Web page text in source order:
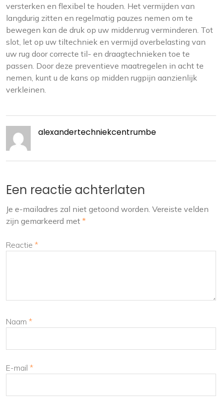
versterken en flexibel te houden. Het vermijden van
langdurig zitten en regelmatig pauzes nemen om te
bewegen kan de druk op uw middenrug verminderen. Tot
slot, let op uw tiltechniek en vermijd overbelasting van
uw rug door correcte til- en draagtechnieken toe te
passen. Door deze preventieve maatregelen in acht te
nemen, kunt u de kans op midden rugpijn aanzienlijk
verkleinen.
alexandertechniekcentrumbe
Een reactie achterlaten
Je e-mailadres zal niet getoond worden. Vereiste velden
zijn gemarkeerd met *
Reactie *
Naam *
E-mail *